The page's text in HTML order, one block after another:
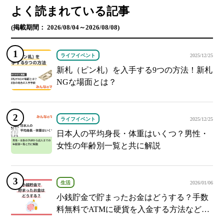
よく読まれている記事
(掲載期間： 2026/08/04～2026/08/08)
ライフイベント 2025/12/25
新札（ピン札）を入手する9つの方法！新札
NGな場面とは？
ライフイベント 2025/12/25
日本人の平均身長・体重はいくつ？男性・
女性の年齢別一覧と共に解説
生活 2026/01/06
小銭貯金で貯まったお金はどうする？手数
料無料でATMに硬貨を入金する方法など紹